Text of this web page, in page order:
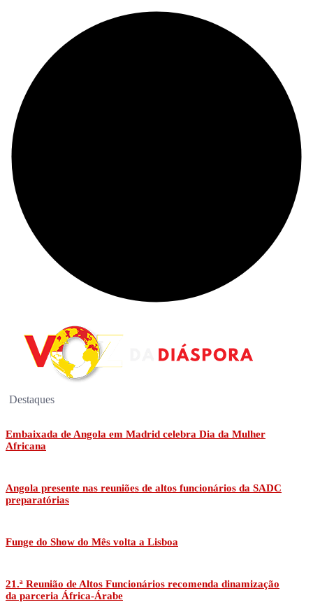
Destaques
Embaixada de Angola em Madrid celebra Dia da Mulher
Africana
Angola presente nas reuniões de altos funcionários da SADC
preparatórias
Funge do Show do Mês volta a Lisboa
21.ª Reunião de Altos Funcionários recomenda dinamização
da parceria África-Árabe